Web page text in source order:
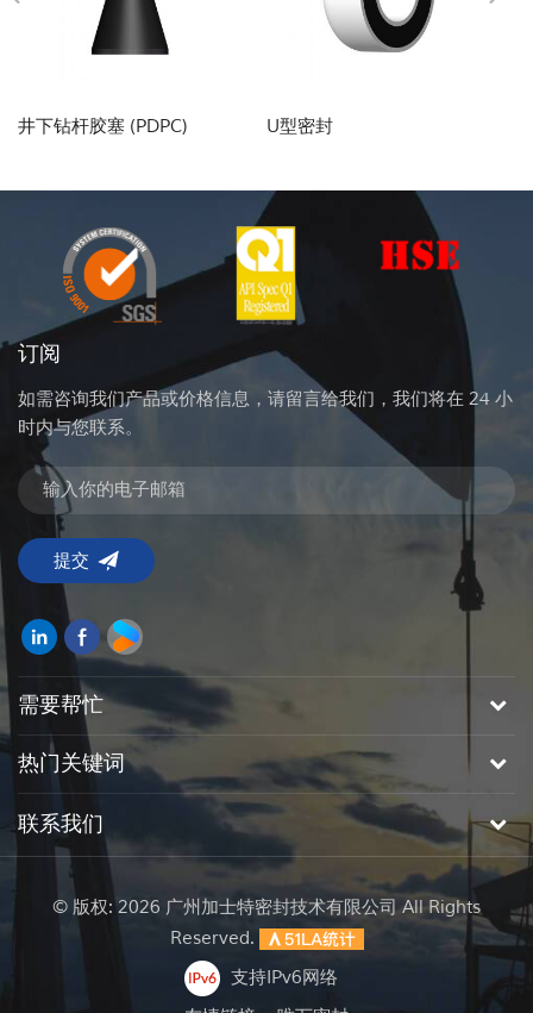
井下钻杆胶塞 (PDPC) U型密封
订阅
如需咨询我们产品或价格信息，请留言给我们，我们将在 24 小
时内与您联系。
需要帮忙
热门关键词
联系我们
© 版权: 2026 广州加士特密封技术有限公司 All Rights
Reserved.
支持IPv6网络